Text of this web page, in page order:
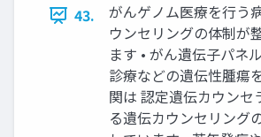
43.
がんゲノム医療を⾏う
ウンセリングの体制が
ます • がん遺伝⼦パネ
診療などの遺伝性腫瘍
関は 認定遺伝カウンセ
る遺伝カウンセリング